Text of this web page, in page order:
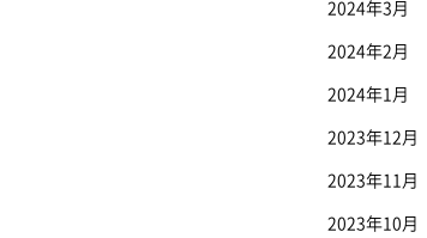
2024年3月
2024年2月
2024年1月
2023年12月
2023年11月
2023年10月